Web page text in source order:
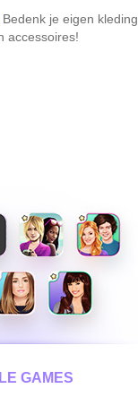
Bedenk je eigen kleding,
accessoires!
GAMES